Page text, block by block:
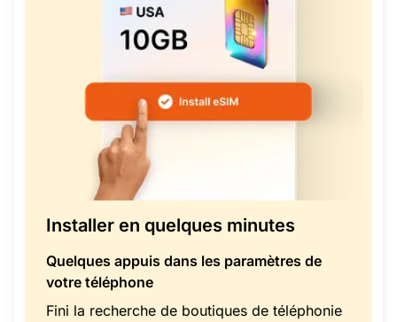
Installer en quelques minutes
Quelques appuis dans les paramètres de
votre téléphone
Fini la recherche de boutiques de téléphonie